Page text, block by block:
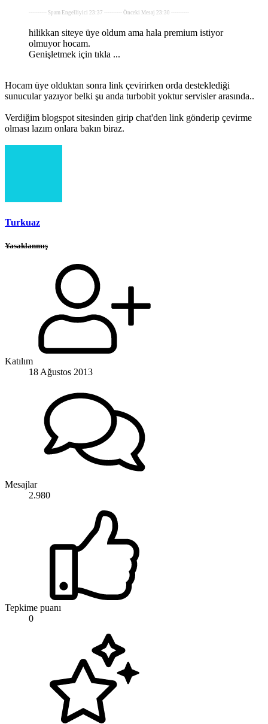
---------- Spam Engelliyici 23:37 ---------- Önceki Mesaj 23:30 ----------
hilikkan siteye üye oldum ama hala premium istiyor
olmuyor hocam.
Genişletmek için tıkla ...
Hocam üye olduktan sonra link çevirirken orda desteklediği
sunucular yazıyor belki şu anda turbobit yoktur servisler arasında..
Verdiğim blogspot sitesinden girip chat'den link gönderip çevirme
olması lazım onlara bakın biraz.
Turkuaz
Yasaklanmış
Katılım
18 Ağustos 2013
Mesajlar
2.980
Tepkime puanı
0